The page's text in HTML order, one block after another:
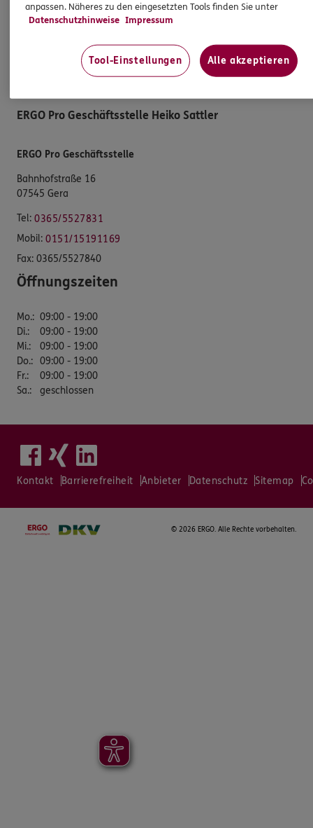
Das könnte Sie auch interessieren
Unsere Agentur
ERGO Pro Geschäftsstelle Heiko Sattler
ERGO Pro Geschäftsstelle
Bahnhofstraße 16
07545 Gera
Tel: 0365/5527831
Mobil: 0151/15191169
Fax: 0365/5527840
Öffnungszeiten
Mo.: 09:00 - 19:00
Di.:
09:00 - 19:00
Mi.:
09:00 - 19:00
Do.: 09:00 - 19:00
Fr.:
09:00 - 19:00
Sa.: geschlossen
Kontakt Barrierefreiheit Anbieter Datenschutz Sitemap
© 2026 ERGO. Alle Rechte vorbehalten.
anpassen. Näheres zu den eingesetzten Tools finden Sie unter
Datenschutzhinweise Impressum
Tool-Einstellungen Alle akzeptieren